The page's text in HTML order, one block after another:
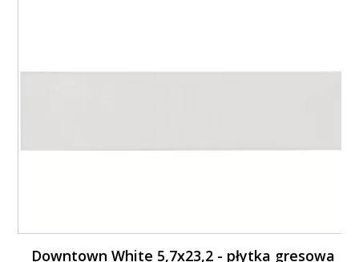
Downtown White 5,7x23,2 - płytka gresowa